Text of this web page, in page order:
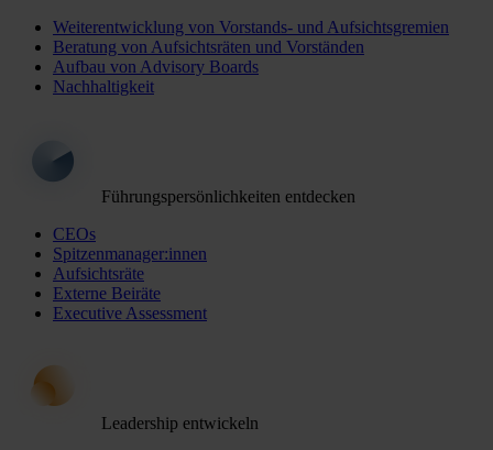
Weiterentwicklung von Vorstands- und Aufsichtsgremien
Beratung von Aufsichtsräten und Vorständen
Aufbau von Advisory Boards
Nachhaltigkeit
Führungspersönlichkeiten entdecken
CEOs
Spitzenmanager:innen
Aufsichtsräte
Externe Beiräte
Executive Assessment
Leadership entwickeln